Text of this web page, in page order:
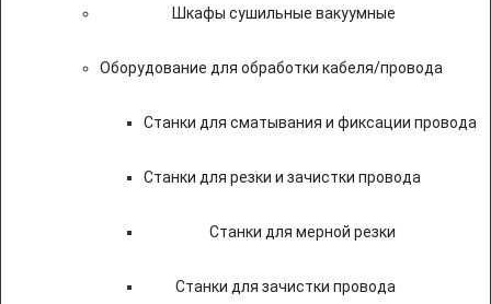
Шкафы сушильные вакуумные
Оборудование для обработки кабеля/провода
Станки для сматывания и фиксации провода
Станки для резки и зачистки провода
Станки для мерной резки
Станки для зачистки провода